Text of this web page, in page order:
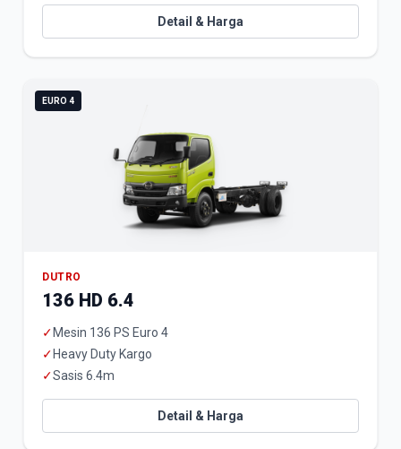
Detail & Harga
EURO 4
DUTRO
136 HD 6.4
✓ Mesin 136 PS Euro 4
✓ Heavy Duty Kargo
✓Sasis 6.4m
Detail & Harga